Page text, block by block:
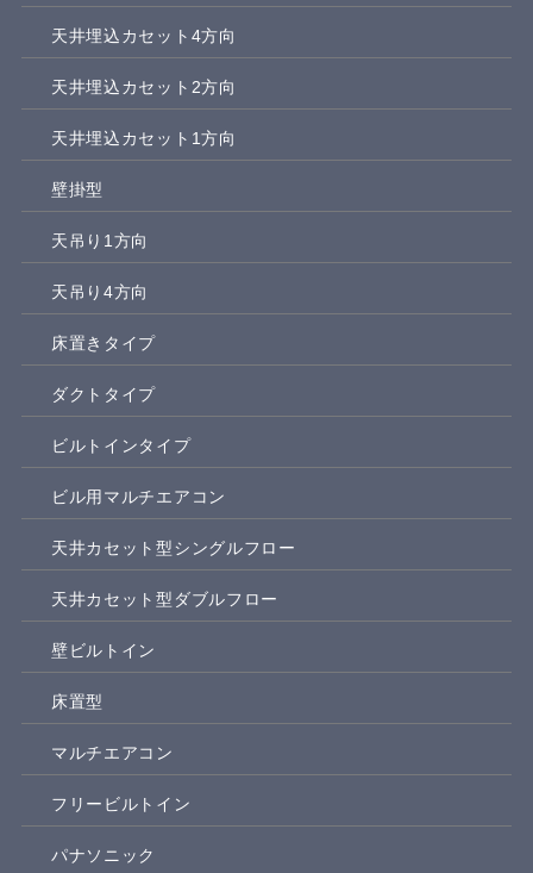
天井埋込カセット4方向
天井埋込カセット2方向
天井埋込カセット1方向
壁掛型
天吊り1方向
天吊り4方向
床置きタイプ
ダクトタイプ
ビルトインタイプ
ビル用マルチエアコン
天井カセット型シングルフロー
天井カセット型ダブルフロー
壁ビルトイン
床置型
マルチエアコン
フリービルトイン
パナソニック